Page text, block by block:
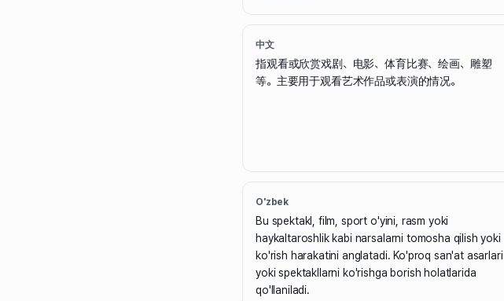
中文
指观看或欣赏戏剧、电影、体育比赛、绘画、雕塑
等。主要用于观看艺术作品或表演的情况。
O'zbek
Bu spektakl, film, sport o'yini, rasm yoki
haykaltaroshlik kabi narsalarni tomosha qilish yoki
ko'rish harakatini anglatadi. Ko'proq san'at asarlari
yoki spektakllarni ko'rishga borish holatlarida
qo'llaniladi.